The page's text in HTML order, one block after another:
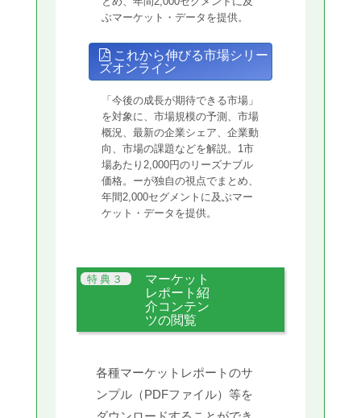
ぶマーケット・データを提供。
これから伸びる市場シリー
ズオンライン
「今後の成長が期待できる市場」
を対象に、市場規模の予測、市場
概況、最新の企業シェア、企業動
向、市場の課題などを解説。1市
場あたり2,000円のリーズナブル
価格。ーが独自の視点でまとめ、
年間2,000セグメントに及ぶマー
ケット・データを提供。
マーケット
レポート紹
介コンテン
ツの閲覧
各種マーケットレポートのサ
ンプル（PDFファイル）等を